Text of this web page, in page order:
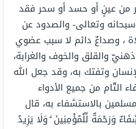
من عينٍ أو حسد أو سحر فقد
سبحانه وتعالى- والصدود عن
، وصداعٌ دائم لا سبب عضوي
والقلق والخوف والغرابة،
وتفتك به، وقد جعل الله
التّام من جميع الأدواء
بالاستشفاء به، قال
وَرَحْمَةٌ لِّلْمُؤْمِنِينَ ۙ وَلَا يَزِيدُ